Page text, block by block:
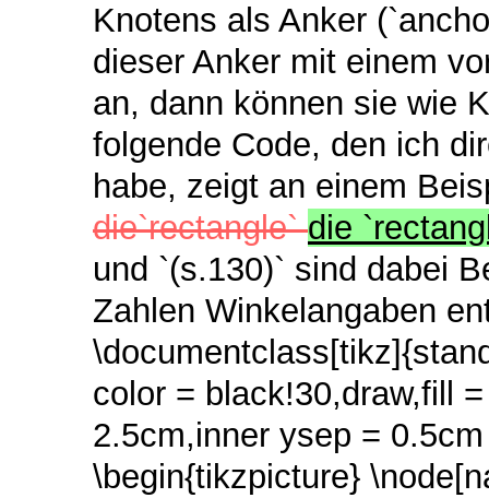
Knotens als Anker
dieser Anker mit einem
an, dann können sie wie
folgende Code, den ich
habe, zeigt an einem
die`rectangle`die
und `(s.130)` sind dabei
Zahlen Winkelangaben
color = black!30,draw,fill
2.5cm,inner ysep =
\begin{tikzpicture}